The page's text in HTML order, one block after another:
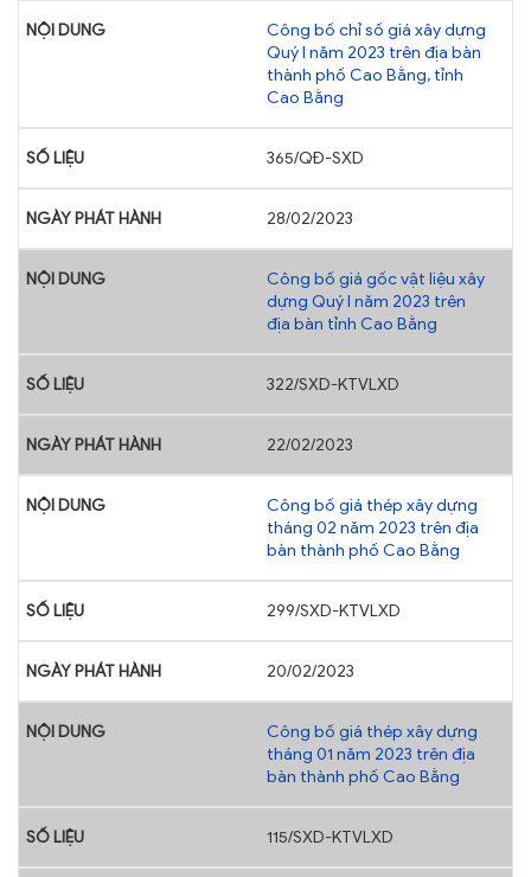
Công bố chỉ số giá xây dựng
Quý I năm 2023 trên địa bàn
thành phố Cao Bằng, tỉnh
Cao Bằng
365/QĐ-SXD
28/02/2023
Công bố giá gốc vật liệu xây
dựng Quý I năm 2023 trên
địa bàn tỉnh Cao Bằng
322/SXD-KTVLXD
22/02/2023
Công bố giá thép xây dựng
tháng 02 năm 2023 trên địa
bàn thành phố Cao Bằng
299/SXD-KTVLXD
20/02/2023
Công bố giá thép xây dựng
tháng 01 năm 2023 trên địa
bàn thành phố Cao Bằng
115/SXD-KTVLXD